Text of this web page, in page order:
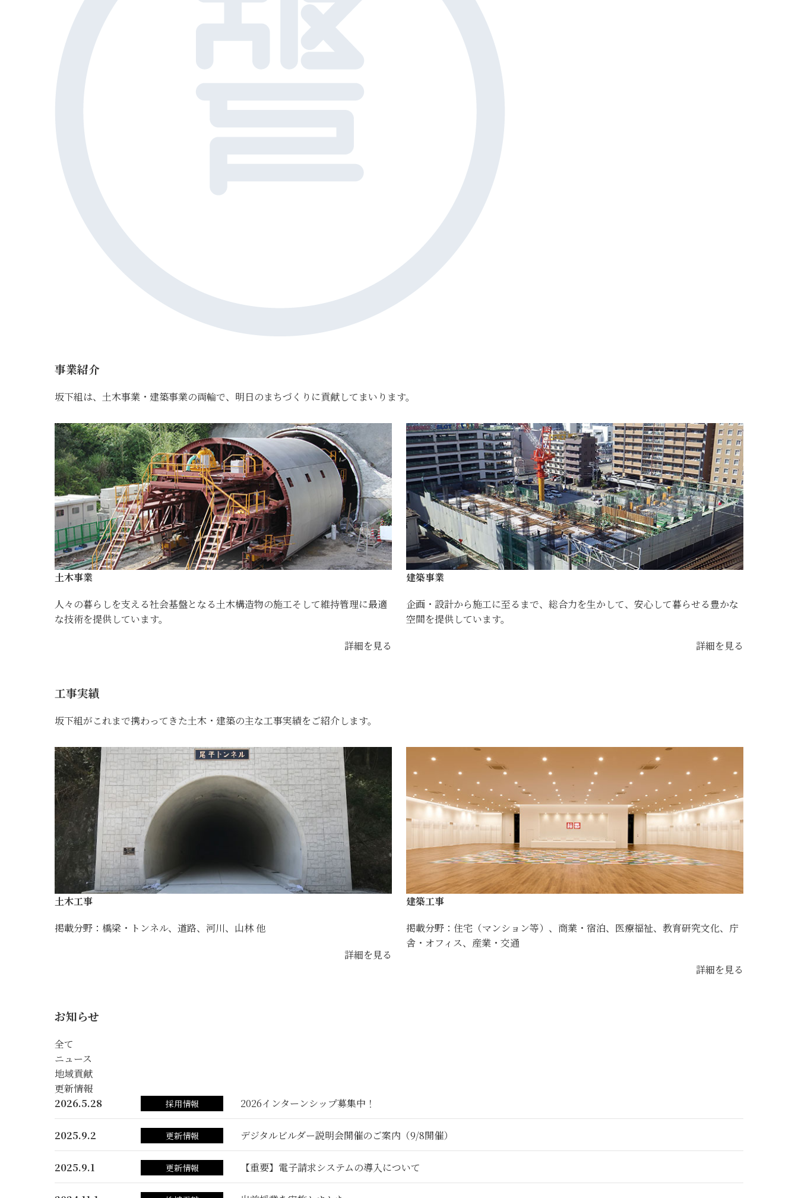
事業紹介
坂下組は、土木事業・建築事業の両輪で、明日のまちづくりに貢献してまいります。
土木事業
人々の暮らしを支える社会基盤となる土木構造物の施工そして維持管理に最適
な技術を提供しています。
詳細を見る
建築事業
企画・設計から施工に至るまで、総合力を生かして、安心して暮らせる豊かな
空間を提供しています。
詳細を見る
工事実績
坂下組がこれまで携わってきた土木・建築の主な工事実績をご紹介します。
土木工事
掲載分野：橋梁・トンネル、道路、河川、山林 他
詳細を見る
建築工事
掲載分野：住宅（マンション等）、商業・宿泊、医療福祉、教育研究文化、庁
舎・オフィス、産業・交通
詳細を見る
お知らせ
全て
ニュース
地域貢献
更新情報
2026.5.28
採用情報 2026インターンシップ募集中！
2025.9.2 更新情報 デジタルビルダー説明会開催のご案内（9/8開催）
2025.9.1 更新情報 【重要】電子請求システムの導入について